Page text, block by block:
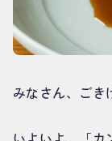
みなさん、ごき